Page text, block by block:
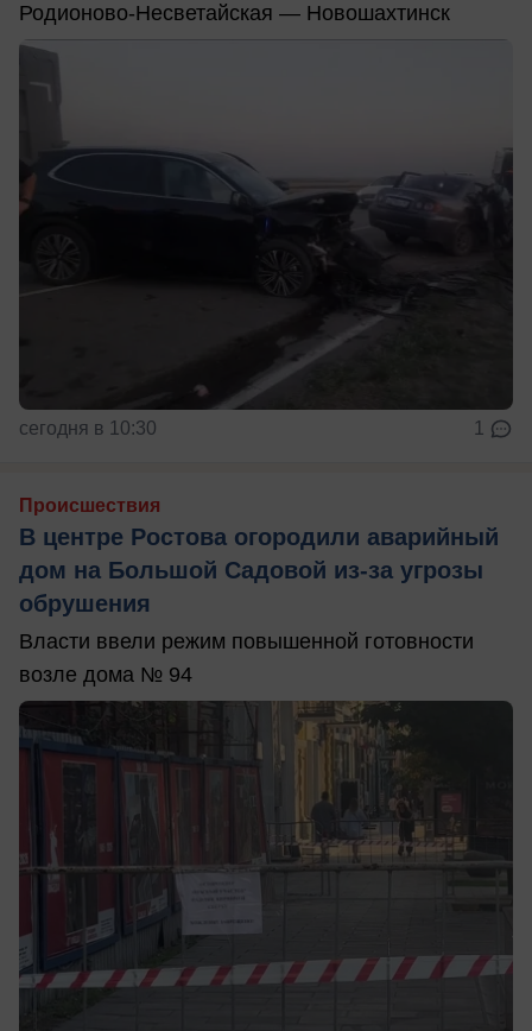
Родионово-Несветайская — Новошахтинск
сегодня в 10:30 1
Происшествия
В центре Ростова огородили аварийный
дом на Большой Садовой из-за угрозы
обрушения
Власти ввели режим повышенной готовности
возле дома № 94